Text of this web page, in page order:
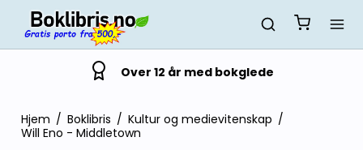
Over 12 år med bokglede
Hjem / Boklibris / Kultur og medievitenskap /
Will Eno - Middletown